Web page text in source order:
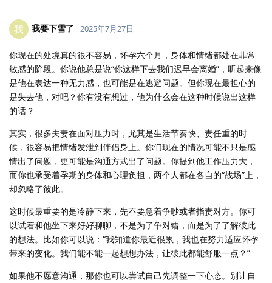
我 我要下雪了 2025年7月27日
你现在的处境真的很不容易，怀孕六个月，身体和情绪都处在非常
敏感的阶段。你说他总是说“你这样下去我们迟早会离婚”，听起来像
是他在表达一种无力感，也可能是在逃避问题。但你现在最担心的
是失去他，对吧？你有没有想过，他为什么会在这种时候说出这样
的话？
其实，很多夫妻在面对压力时，尤其是生活节奏快、责任重的时
候，很容易把情绪发泄到伴侣身上。你们现在的情况可能不只是感
情出了问题，更可能是沟通方式出了问题。你提到他工作压力大，
而你也承受着孕期的身体和心理负担，两个人都在各自的“战场”上，
却忽略了彼此。
这时候最重要的是冷静下来，先不要急着争吵或者指责对方。你可
以试着和他坐下来好好聊聊，不是为了争对错，而是为了了解彼此
的想法。比如你可以说：“我知道你最近很累，我也在努力适应怀孕
带来的变化。我们能不能一起想想办法，让彼此都能舒服一点？”
如果他不愿意沟通，那你也可以尝试自己先调整一下心态。别让自